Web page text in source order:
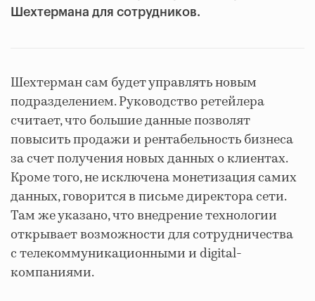
Шехтермана для сотрудников.
Шехтерман сам будет управлять новым
подразделением. Руководство ретейлера
считает, что большие данные позволят
повысить продажи и рентабельностьбизнеса
за счет получения новых данных о клиентах.
Кроме того, не исключена монетизация самих
данных, говорится в письме директора сети.
Там же указано, что внедрение технологии
открывает возможности для сотрудничества
с телекоммуникационными и digital-
компаниями.